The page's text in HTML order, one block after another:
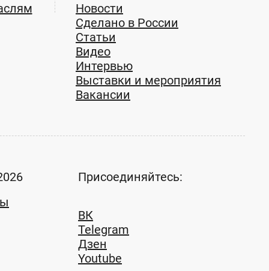
Новости
Сделано в России
Статьи
Видео
Интервью
Выставки и мероприятия
Вакансии
Присоединяйтесь:
ВК
Telegram
Дзен
Youtube